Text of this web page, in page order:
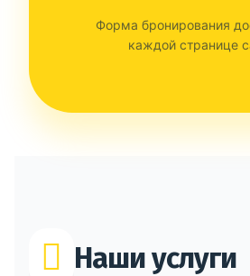
Форма бронирования
каждой странице
Наши услуги